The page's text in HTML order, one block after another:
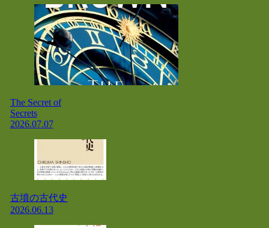
The Secret of
Secrets
2026.07.07
古墳の古代史
2026.06.13